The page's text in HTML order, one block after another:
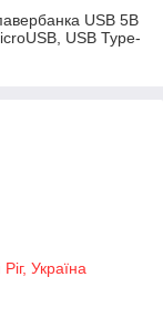
USB 5В
USB Type-
Україна